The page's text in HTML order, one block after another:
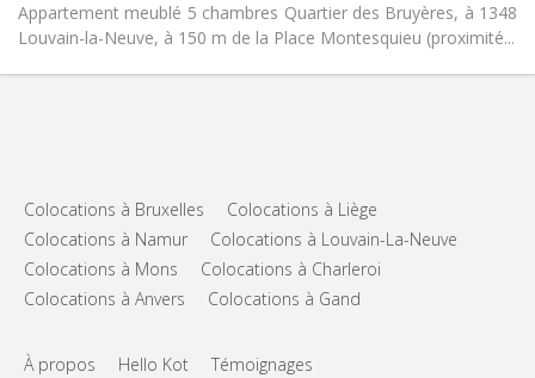
Appartement meublé 5 chambres Quartier des Bruyères, à 1348
Louvain-la-Neuve, à 150 m de la Place Montesquieu (proximité...
Colocations à Bruxelles
Colocations à Liège
Colocations à Namur
Colocations à Louvain-La-Neuve
Colocations à Mons
Colocations à Charleroi
Colocations à Anvers
Colocations à Gand
À propos Hello Kot Témoignages